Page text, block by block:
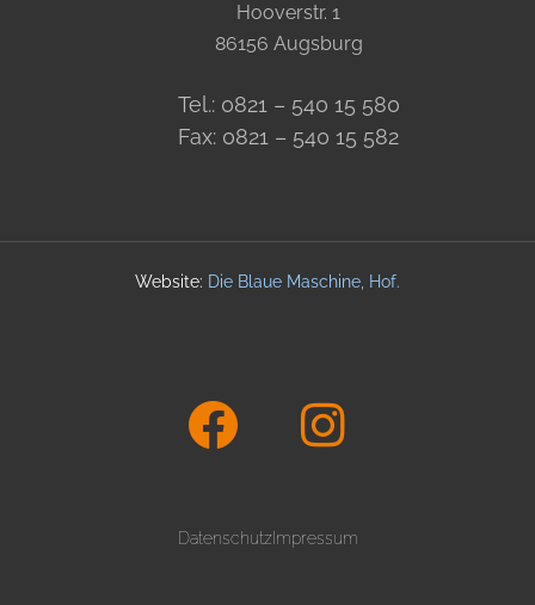
Hooverstr. 1
86156 Augsburg
Tel.: 0821 – 540 15 580
Fax: 0821 – 540 15 582
Website: Die Blaue Maschine, Hof.
DatenschutzImpressum